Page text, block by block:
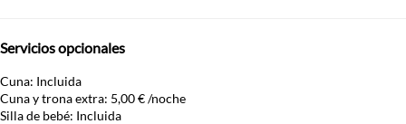
Servicios opcionales
Cuna: Incluida
Cuna y trona extra: 5,00 € /noche
Silla de bebé: Incluida